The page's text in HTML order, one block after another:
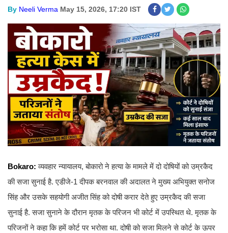
By Neeli Verma May 15, 2026, 17:20 IST
Bokaro:व्यवहार न्यायालय, बोकारो ने हत्या के मामले में दो दोषियों को उम्रकैद
की सजा सुनाई है. एडीजे-1 दीपक बरनवाल की अदालत ने मुख्य अभियुक्त सनोज
सिंह और उसके सहयोगी अजीत सिंह को दोषी करार देते हुए उम्रकैद की सजा
सुनाई है. सजा सुनाने के दौरान मृतक के परिजन भी कोर्ट में उपस्थित थे. मृतक के
परिजनों ने कहा कि हमें कोर्ट पर भरोसा था. दोषी को सजा मिलने से कोर्ट के ऊपर